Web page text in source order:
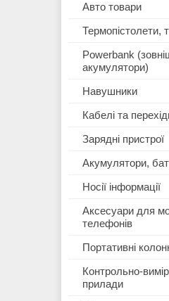
Авто товари
Термопістолети,
Powerbank
акумулятори)
Навушники
Кабелі та
Зарядні пристрої
Акумулятори,
Носії інформації
Аксесуари для
телефонів
Портативні
Контрольно-
прилади